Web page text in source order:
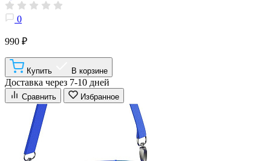
0
990 ₽
Купить В корзине
Доставка через 7-10 дней
Сравнить Избранное